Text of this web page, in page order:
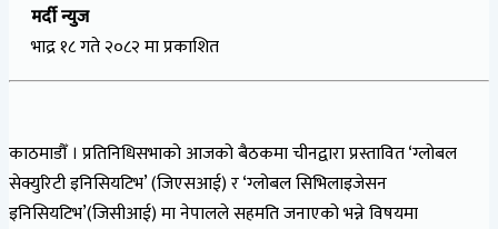
मर्दी न्युज
भाद्र १८ गते २०८२ मा प्रकाशित
काठमाडौँ । प्रतिनिधिसभाको आजको बैठकमा चीनद्वारा प्रस्तावित ‘ग्लोबल
सेक्युरिटी इनिसियटिभ’ (जिएसआई) र ‘ग्लोबल सिभिलाइजेसन
इनिसियटिभ’(जिसीआई) मा नेपालले सहमति जनाएको भन्ने विषयमा